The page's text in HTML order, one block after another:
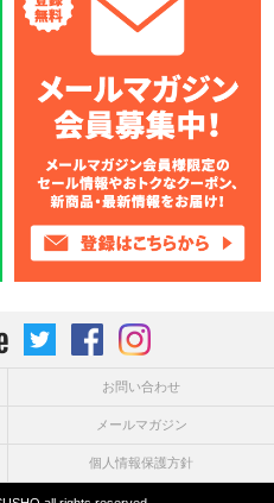
お問い合わせ
メールマガジン
個人情報保護方針